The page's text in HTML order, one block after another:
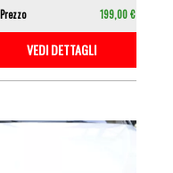
Prezzo 199,00 €
VEDI DETTAGLI